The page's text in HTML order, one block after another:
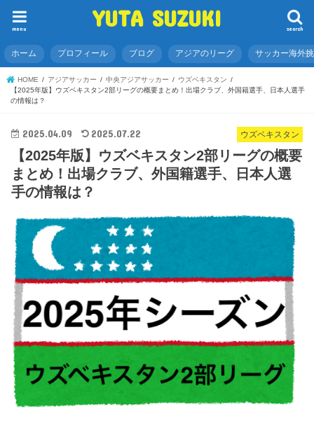
YUTA SUZUKI search
menu
ホーム プロフィール ブログ アジアのリーグ サッカー海外
HOME アジアサッカー 中央アジアサッカー
ウズベキスタン
【2025年版】ウズベキスタン2部リーグの概要まとめ！出場クラブ、外国籍選手、日本人選手
の情報は？
ウズベキスタン
2025.04.09 2025.07.22
【2025年版】ウズベキスタン2部リーグの概要
まとめ！出場クラブ、外国籍選手、日本人選
手の情報は？